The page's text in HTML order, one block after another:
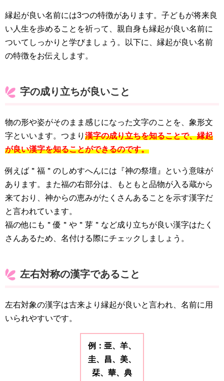
縁起が良い名前には3つの特徴があります。子どもが将来良
い人生を歩めることを祈って、親自身も縁起が良い名前に
ついてしっかりと学びましょう。以下に、縁起が良い名前
の特徴をお伝えします。
字の成り立ちが良いこと
物の形や姿がそのまま感じになった文字のことを、象形文
字といいます。つまり 漢字の成り立ちを知ることで、縁起
が良い漢字を知ることができるのです。
例えば＂福＂のしめすへんには『神の祭壇』という意味が
あります。また福の右部分は、もともと品物が入る蔵から
来ており、神からの恵みがたくさんあることを示す漢字だ
と言われています。
福の他にも＂優＂や＂芽＂など成り立ちが良い漢字はたく
さんあるため、名付ける際にチェックしましょう。
左右対称の漢字であること
左右対象の漢字は古来より縁起が良いと言われ、名前に用
いられやすいです。
例：亜、羊、
圭、昌、美、
栞、華、典